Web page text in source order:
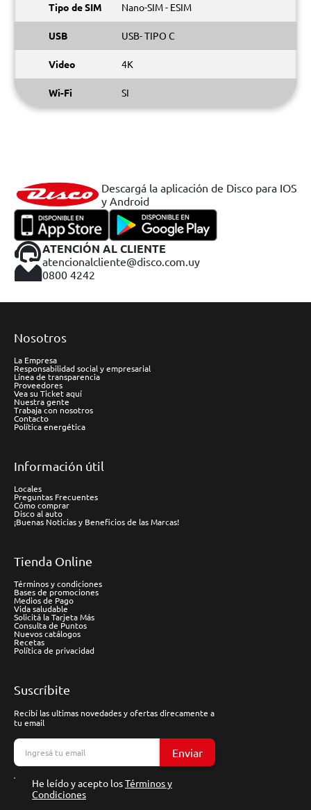
Tipo de SIM Nano-SIM - ESIM
USB USB- TIPO C
Video 4K
Wi-Fi SI
Descargá la aplicación de Disco para IOS
y Android
ATENCIÓN AL CLIENTE
atencionalcliente@disco.com.uy
0800 4242
Nosotros
La Empresa
Responsabilidad social y empresarial
Línea de transparencia
Proveedores
Vea su Ticket aquí
Nuestra gente
Trabaja con nosotros
Contacto
Política energética
Información útil
Locales
Preguntas Frecuentes
Cómo comprar
Disco al auto
¡Buenas Noticias y Beneficios de las Marcas!
Tienda Online
Términos y condiciones
Bases de promociones
Medios de Pago
Vida saludable
Solicitá la Tarjeta Más
Consulta de Puntos
Nuevos catálogos
Recetas
Política de privacidad
Suscríbite
Recibí las ultimas novedades y ofertas direcamente a
tu email
Enviar
He leído y acepto losTérminos y
Condiciones